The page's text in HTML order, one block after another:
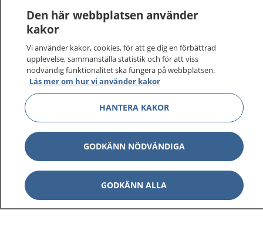
1177–tryggt om din hälsa och vård
På 1177.se får du råd om hälsa och information om
sjukdomar och vilka mottagningar du kan kontakta.
Logga in för att läsa din journal och göra dina
vårdärenden. Ring telefonnummer 1177 för
sjukvårdsrådgivning dygnet runt.
1177 ger dig råd när du vill må bättre.
Den här webbplatsen använder
kakor
Vi använder kakor, cookies, för att ge dig en förbättrad
upplevelse, sammanställa statistik och för att viss
nödvändig funktionalitet ska fungera på webbplatsen.
Läs mer om hur vi använder kakor
HANTERA KAKOR
GODKÄNN NÖDVÄNDIGA
GODKÄNN ALLA